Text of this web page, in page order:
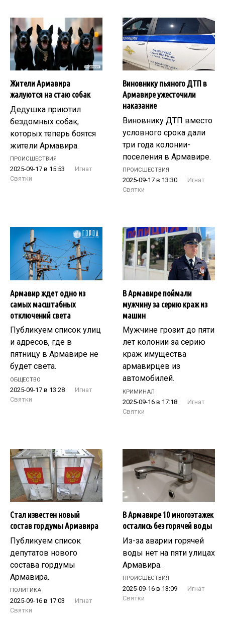
Жители Армавира
жалуются на стаю собак
Дедушка приютил
бездомных собак,
которых теперь боятся
жители Армавира.
ПРОИСШЕСТВИЯ
2025-09-17 в 15:53
Игнат
Святки
Виновнику пьяного ДТП в
Армавире ужесточили
наказание
Виновнику ДТП вместо
условного срока дали
три года колонии-
поселения в Армавире.
ПРОИСШЕСТВИЯ
2025-09-17 в 13:30
Игнат
Святки
Армавир ждет одно из
самых масштабных
отключений света
Публикуем список улиц
и адресов, где в
пятницу в Армавире не
будет света.
ОБЩЕСТВО
2025-09-17 в 13:28
Игнат
Святки
В Армавире поймали
мужчину за серию краж из
машин
Мужчине грозит до пяти
лет колонии за серию
краж имущества
армавирцев из
автомобилей.
КРИМИНАЛ
2025-09-16 в 17:18
Игнат
Святки
Стал известен новый
состав гордумы Армавира
Публикуем список
депутатов нового
состава гордумы
Армавира.
ПОЛИТИКА
2025-09-16 в 17:03
Игнат
Святки
В Армавире 10 многоэтажек
остались без горячей воды
Из-за аварии горячей
воды нет на пяти улицах
Армавира.
ПРОИСШЕСТВИЯ
2025-09-16 в 13:09
Игнат
Святки